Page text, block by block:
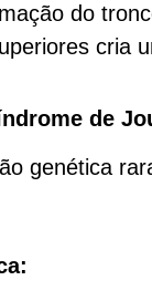
do
cria
de
genética